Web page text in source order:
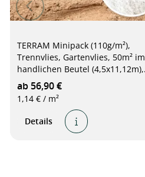
TERRAM Minipack (110g/m²),
Trennvlies, Gartenvlies, 50m² im
handlichen Beutel (4,5x11,12m),
weiß
ab 56,90 €
1,14 € / m²
Details